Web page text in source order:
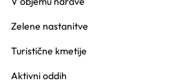
Zelene nastanitve
Turistične kmetije
Aktivni oddih